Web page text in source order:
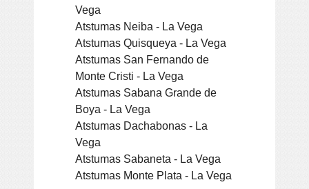
Vega
Atstumas Neiba - La Vega
Atstumas Quisqueya - La Vega
Atstumas San Fernando de
Monte Cristi - La Vega
Atstumas Sabana Grande de
Boya - La Vega
Atstumas Dachabonas - La
Vega
Atstumas Sabaneta - La Vega
Atstumas Monte Plata - La Vega